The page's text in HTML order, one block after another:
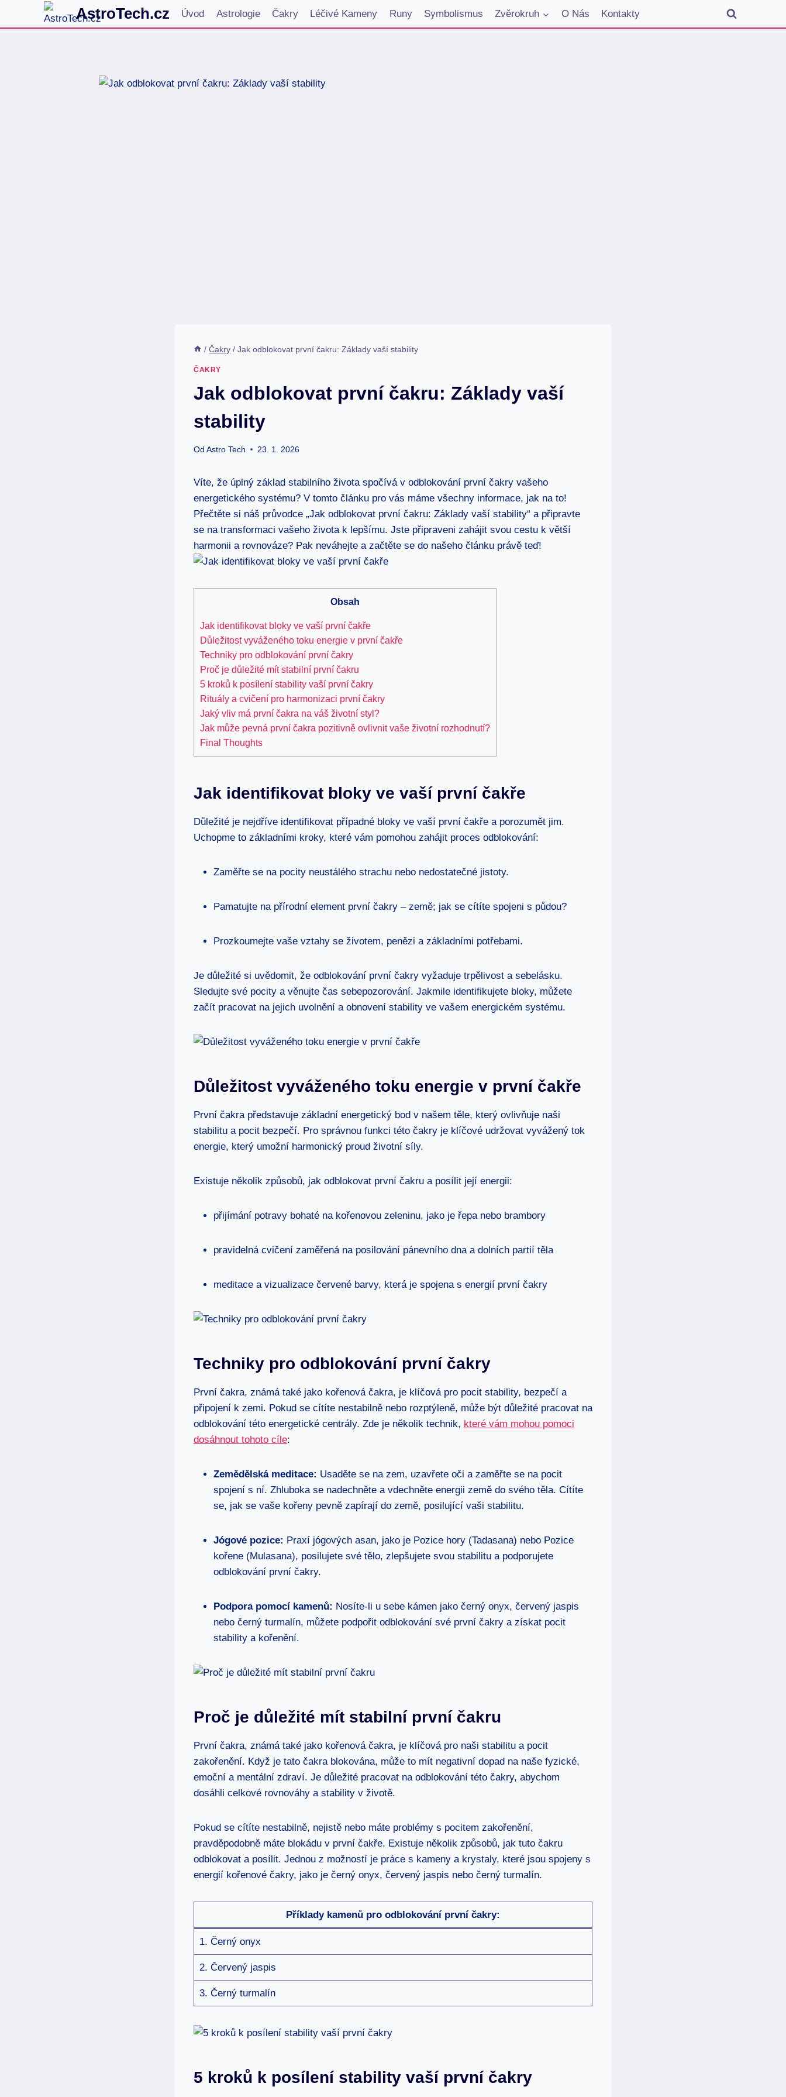
AstroTech.cz Úvod Astrologie Čakry Léčivé Kameny Runy Symbolismus Zvěrokruh O Nás Kontakty
/ Čakry / Jak odblokovat první čakru: Základy vaší stability
ČAKRY
Jak odblokovat první čakru: Základy vaší
stability
Od Astro Tech 23. 1. 2026
Víte, že úplný základ stabilního života spočívá v odblokování první čakry vašeho
energetického systému? V tomto článku pro vás máme všechny informace, jak na to!
Přečtěte si náš průvodce „Jak odblokovat první čakru: Základy vaší stability“ a připravte
se na transformaci vašeho života k lepšímu. Jste připraveni zahájit svou cestu k větší
harmonii a rovnováze? Pak neváhejte a začtěte se do našeho článku právě teď!
Obsah
Jak identifikovat bloky ve vaší první čakře
Důležitost vyváženého toku energie v první čakře
Techniky pro odblokování první čakry
Proč je důležité mít stabilní první čakru
5 kroků k posílení stability vaší první čakry
Rituály a cvičení pro harmonizaci první čakry
Jaký vliv má první čakra na váš životní styl?
Jak může pevná první čakra pozitivně ovlivnit vaše životní rozhodnutí?
Final Thoughts
Jak identifikovat bloky ve vaší první čakře
Důležité je nejdříve identifikovat případné bloky ve vaší první čakře a porozumět jim.
Uchopme to základními kroky, které vám pomohou zahájit proces odblokování:
Zaměřte se na pocity neustálého strachu nebo nedostatečné jistoty.
Pamatujte na přírodní element první čakry – země; jak se cítíte spojeni s půdou?
Prozkoumejte vaše vztahy se životem, penězi a základními potřebami.
Je důležité si uvědomit, že odblokování první čakry vyžaduje trpělivost a sebelásku.
Sledujte své pocity a věnujte čas sebepozorování. Jakmile identifikujete bloky, můžete
začít pracovat na jejich uvolnění a obnovení stability ve vašem energickém systému.
Důležitost vyváženého toku energie v první čakře
První čakra představuje základní energetický bod v našem těle, který ovlivňuje naši
stabilitu a pocit bezpečí. Pro správnou funkci této čakry je klíčové udržovat vyvážený tok
energie, který umožní harmonický proud životní síly.
Existuje několik způsobů, jak odblokovat první čakru a posílit její energii:
přijímání potravy bohaté na kořenovou zeleninu, jako je řepa nebo brambory
pravidelná cvičení zaměřená na posilování pánevního dna a dolních partií těla
meditace a vizualizace červené barvy, která je spojena s energií první čakry
Techniky pro odblokování první čakry
První čakra, známá také jako kořenová čakra, je klíčová pro pocit stability, bezpečí a
připojení k zemi. Pokud se cítíte nestabilně nebo rozptýleně, může být důležité pracovat na
odblokování této energetické centrály. Zde je několik technik, které vám mohou pomoci
dosáhnout tohoto cíle:
Zemědělská meditace: Usaděte se na zem, uzavřete oči a zaměřte se na pocit
spojení s ní. Zhluboka se nadechněte a vdechněte energii země do svého těla. Cítíte
se, jak se vaše kořeny pevně zapírají do země, posilující vaši stabilitu.
Jógové pozice: Praxí jógových asan, jako je Pozice hory (Tadasana) nebo Pozice
kořene (Mulasana), posilujete své tělo, zlepšujete svou stabilitu a podporujete
odblokování první čakry.
Podpora pomocí kamenů: Nosíte-li u sebe kámen jako černý onyx, červený jaspis
nebo černý turmalín, můžete podpořit odblokování své první čakry a získat pocit
stability a kořenění.
Proč je důležité mít stabilní první čakru
První čakra, známá také jako kořenová čakra, je klíčová pro naši stabilitu a pocit
zakořenění. Když je tato čakra blokována, může to mít negativní dopad na naše fyzické,
emoční a mentální zdraví. Je důležité pracovat na odblokování této čakry, abychom
dosáhli celkové rovnováhy a stability v životě.
Pokud se cítíte nestabilně, nejistě nebo máte problémy s pocitem zakořenění,
pravděpodobně máte blokádu v první čakře. Existuje několik způsobů, jak tuto čakru
odblokovat a posílit. Jednou z možností je práce s kameny a krystaly, které jsou spojeny s
energií kořenové čakry, jako je černý onyx, červený jaspis nebo černý turmalín.
Příklady kamenů pro odblokování první čakry:
1. Černý onyx
2. Červený jaspis
3. Černý turmalín
5 kroků k posílení stability vaší první čakry